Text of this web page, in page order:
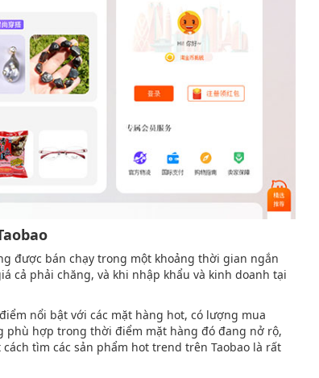
được bán chạy trong một khoảng thời gian ngắn
cả phải chăng, và khi nhập khẩu và kinh doanh tại
nổi bật với các mặt hàng hot, có lượng mua
phù hợp trong thời điểm mặt hàng đó đang nở rộ,
tìm các sản phẩm hot trend trên Taobao là rất